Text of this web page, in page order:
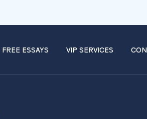
FREE ESSAYS VIP SERVICES